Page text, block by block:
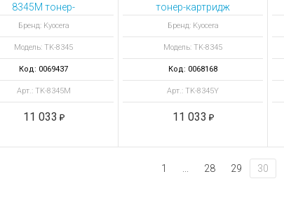
8345M тонер-
картридж пурпурный
Бренд: Kyocera
Модель: TK-8345
Код: 0069437
Арт.: TK-8345M
11 033
тонер-картридж
желтый
Бренд: Kyocera
Модель: TK-8345
Код: 0068168
Арт.: TK-8345Y
11 033
1 28 29 30